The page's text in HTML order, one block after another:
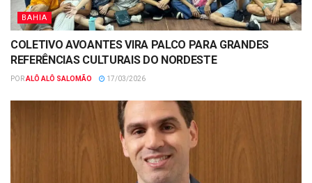
BAHIA
COLETIVO AVOANTES VIRA PALCO PARA GRANDES
REFERÊNCIAS CULTURAIS DO NORDESTE
PORALÔ ALÔ SALOMÃO 17/03/2026